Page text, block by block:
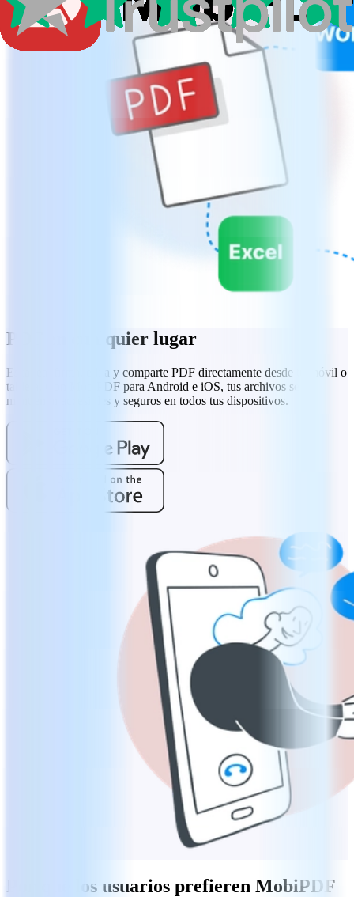
PDF en cualquier lugar
Escanea, firma, edita y comparte PDF directamente desde tu móvil o
tableta. Con MobiPDF para Android e iOS, tus archivos se
mantienen accesibles y seguros en todos tus dispositivos.
Por qué los usuarios prefieren MobiPDF